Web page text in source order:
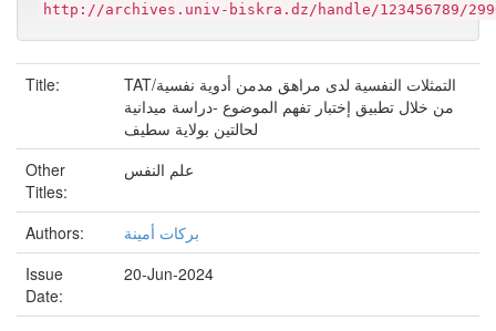
http://archives.univ-biskra.dz/handle/123456789/
Title:
TAT/التمثلات النفسية لدى مراهق مدمن أدوية نفسية
من خلال تطبيق إختبار تفهم الموضوع -دراسة ميدانية
لحالتين بولاية سطيف
Other
Titles:
علم النفس
Authors:
بركات أمينة
Issue
Date:
20-Jun-2024